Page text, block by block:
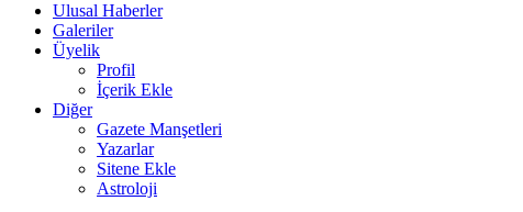
Ulusal Haberler
Galeriler
Üyelik
Profil
İçerik Ekle
Diğer
Gazete Manşetleri
Yazarlar
Sitene Ekle
Astroloji